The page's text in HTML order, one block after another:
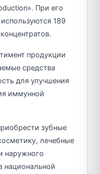
При его
189
продукции
средства
для улучшения
иммунной
зубные
лечебные
наружного
национальной